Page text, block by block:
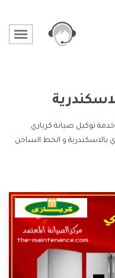
خدمة توكيل صيانة كريازي
بالاسكندرية و الخط الساخن